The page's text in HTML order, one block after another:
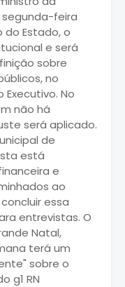
segunda-feira
do Estado, o
e será
sobre
no
No
não há
será aplicado.
de
está
e
ao
essa
entrevistas. O
Natal,
terá um
sobre o
g1 RN